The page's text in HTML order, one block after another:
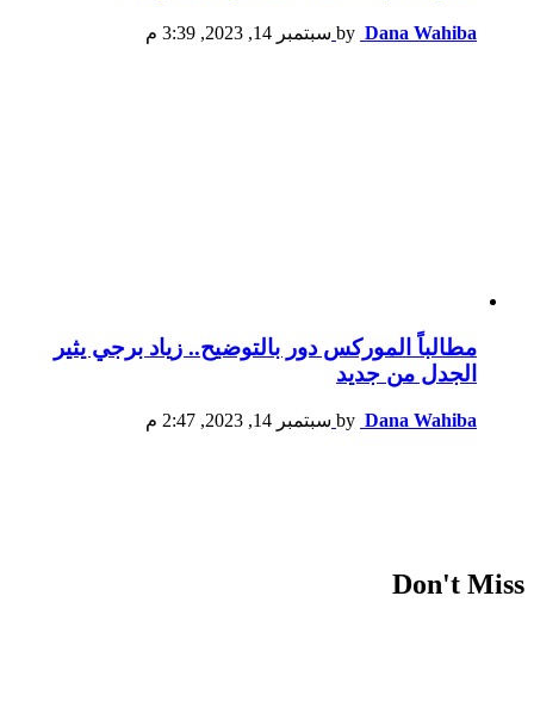
by Dana Wahiba سبتمبر 14, 2023, 3:39 م
مطالباً الموركس دور بالتوضيح.. زياد برجي يثير
الجدل من جديد
by Dana Wahiba سبتمبر 14, 2023, 2:47 م
Don't Miss